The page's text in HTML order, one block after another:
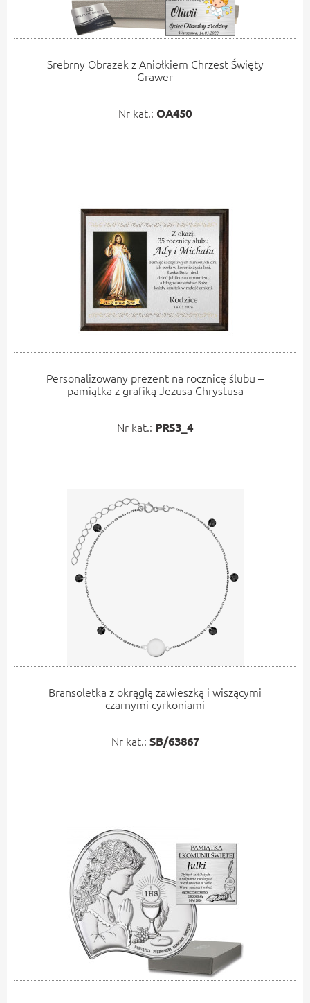
Srebrny Obrazek z Aniołkiem Chrzest Święty
Grawer
Nr kat.: OA450
Personalizowany prezent na rocznicę ślubu –
pamiątka z grafiką Jezusa Chrystusa
Nr kat.: PRS3_4
Bransoletka z okrągłą zawieszką i wiszącymi
czarnymi cyrkoniami
Nr kat.: SB/63867